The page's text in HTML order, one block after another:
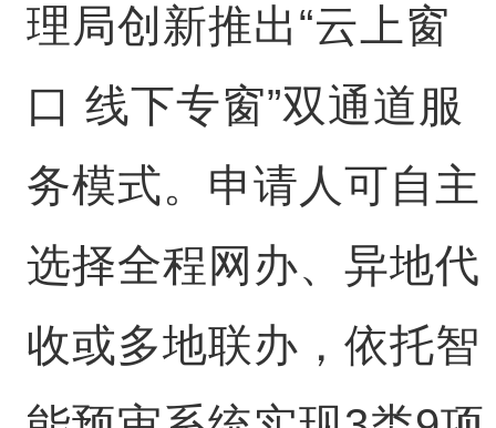
理局创新推出“云上窗
口 线下专窗”双通道服
务模式。申请人可自主
选择全程网办、异地代
收或多地联办，依托智